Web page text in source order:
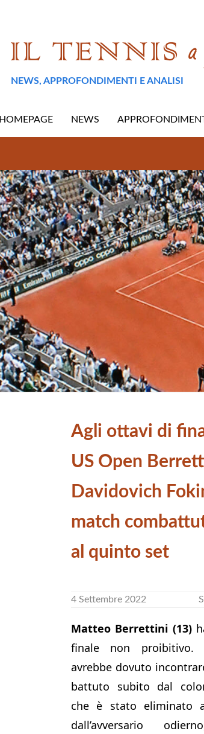
NEWS, APPROFONDIMENTI E ANALISI
HOMEPAGE NEWS
Agli ottavi di
US Open
Davidovich
match
al quinto set
4 Settembre 2022
Matteo Berrettini (13)
finale non proibitivo.
avrebbe dovuto
battuto subito dal
che è stato eliminato
dall’avversario